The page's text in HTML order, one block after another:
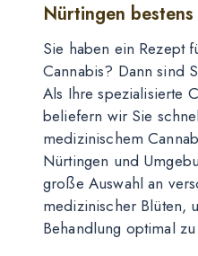
Nürtingen
Sie haben ein Rezept
Cannabis? Dann sind
Als Ihre spezialisierte
beliefern wir Sie
medizinischem
Nürtingen und
große Auswahl an
medizinischer Blüten,
Behandlung optimal